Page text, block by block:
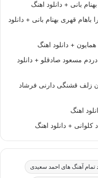
بانی + دانلود اهنگ
قهری بهنام بانی + دانلود
+ دانلود اهنگ
مسعود صادقلو + دانلود
زلف قشنگی دارنی فرشاد
اهنگ
+ دانلود اهنگ
تمام آهنگ های احمد سعیدی